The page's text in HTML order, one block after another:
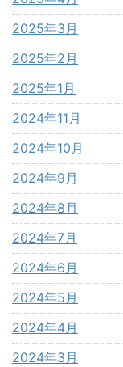
2025年3月
2025年2月
2025年1月
2024年11月
2024年10月
2024年9月
2024年8月
2024年7月
2024年6月
2024年5月
2024年4月
2024年3月